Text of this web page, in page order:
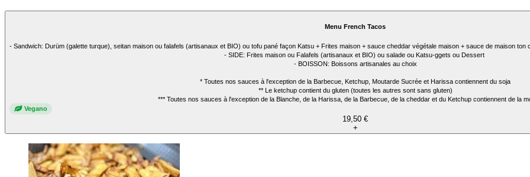
Menu French Tacos
- Sandwich: Durüm (galette turque), seitan maison ou falafels (artisanaux et BIO) ou tofu pané façon Katsu + Frites maison + sauce cheddar végétale maison + sauce de maison
- SIDE: Frites maison ou Falafels (artisanaux et BIO) ou salade ou Katsu-ggets ou Dessert
- BOISSON: Boissons artisanales au choix
* Toutes nos sauces à l'exception de la Barbecue, Ketchup, Moutarde Sucrée et Harissa contiennent du soja
** Le ketchup contient du gluten (toutes les autres sont sans gluten)
*** Toutes nos sauces à l'exception de la Blanche, de la Harissa, de la Barbecue, de la cheddar et du Ketchup contiennent de la
Vegano
19,50 €
+